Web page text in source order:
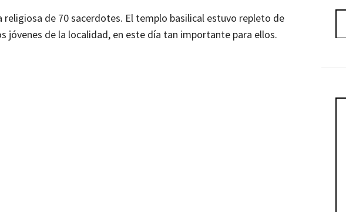
de 70 sacerdotes. El templo basilical estuvo repleto de
jóvenes de la localidad, en este día tan importante para ellos.